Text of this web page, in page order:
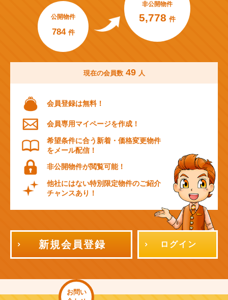
公開物件
784 件
非公開物件
5,778 件
現在の会員数 49 人
会員登録は無料！
会員専用マイページを作成！
希望条件に合う新着・価格変更物件
をメール配信！
非公開物件が閲覧可能！
他社にはない特別限定物件のご紹介
チャンスあり！
新規会員登録 ログイン
お問い